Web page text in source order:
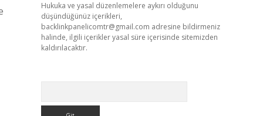
Hukuka ve yasal düzenlemelere aykırı olduğunu
düşündüğünüz içerikleri,
backlinkpanelicomtr@gmail.com adresine bildirmeniz
halinde, ilgili içerikler yasal süre içerisinde sitemizden
kaldırılacaktır.